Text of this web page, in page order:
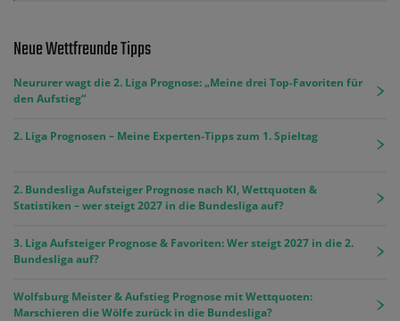
Neue Wettfreunde Tipps
Neururer wagt die 2. Liga Prognose: „Meine drei Top-Favoriten für
den Aufstieg“
2. Liga Prognosen – Meine Experten-Tipps zum 1. Spieltag
2. Bundesliga Aufsteiger Prognose nach KI, Wettquoten &
Statistiken – wer steigt 2027 in die Bundesliga auf?
3. Liga Aufsteiger Prognose & Favoriten: Wer steigt 2027 in die 2.
Bundesliga auf?
Wolfsburg Meister & Aufstieg Prognose mit Wettquoten:
Marschieren die Wölfe zurück in die Bundesliga?